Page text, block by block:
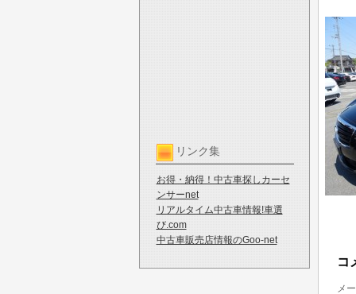
リンク集
お得・納得！中古車探しカーセ
ンサーnet
リアルタイム中古車情報!車選
び.com
中古車販売店情報のGoo-net
コ
メ